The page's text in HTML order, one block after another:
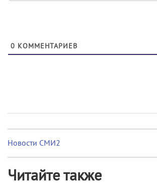
0 КОММЕНТАРИЕВ
Новости СМИ2
Читайте также